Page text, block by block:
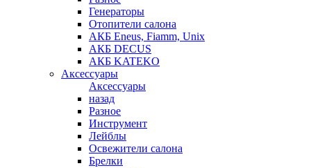
Генераторы
Отопители салона
АКБ Eneus, Fiamm, Unix
АКБ DECUS
АКБ KATEKO
Аксессуары
Аксессуары
назад
Разное
Инструмент
Лейблы
Освежители салона
Брелки